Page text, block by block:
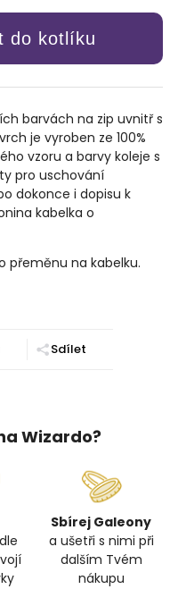
do kotlíku
barvách na zip uvnitř s
je vyroben ze 100%
vzoru a barvy koleje s
pro uschování
dokonce i dopisu k
kabelka o
přeměnu na kabelku.
Sdílet
Wizardo?
Sbírej Galeony
a ušetři s nimi při
dalším Tvém
nákupu